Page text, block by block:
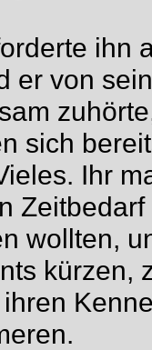
ihn
er von
sich
Ihr
wollten,
kürzen,